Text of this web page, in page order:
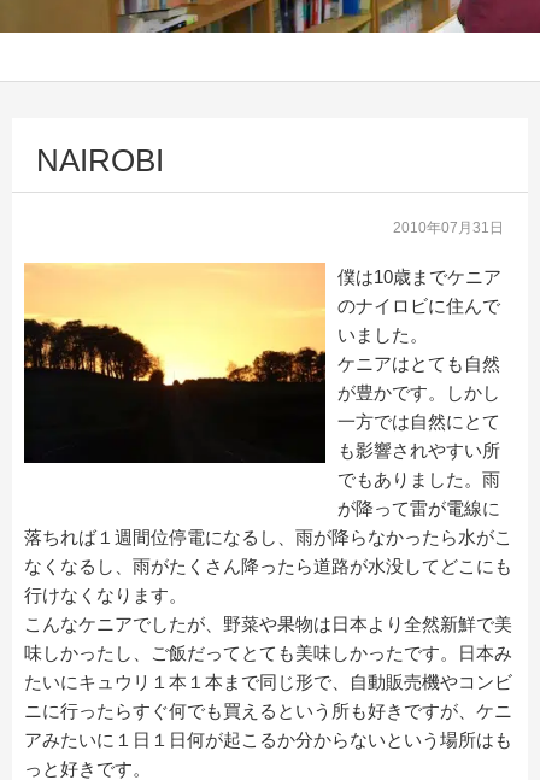
NAIROBI
2010年07月31日
僕は10歳までケニア
のナイロビに住んで
いました。
ケニアはとても自然
が豊かです。しかし
一方では自然にとて
も影響されやすい所
でもありました。雨
が降って雷が電線に
落ちれば１週間位停電になるし、雨が降らなかったら水がこ
なくなるし、雨がたくさん降ったら道路が水没してどこにも
行けなくなります。
こんなケニアでしたが、野菜や果物は日本より全然新鮮で美
味しかったし、ご飯だってとても美味しかったです。日本み
たいにキュウリ１本１本まで同じ形で、自動販売機やコンビ
ニに行ったらすぐ何でも買えるという所も好きですが、ケニ
アみたいに１日１日何が起こるか分からないという場所はも
っと好きです。